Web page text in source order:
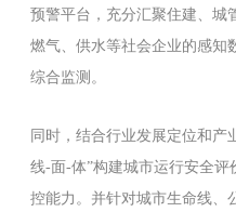
预警平台，充分汇聚住建、城
燃气、供水等社会企业的感知
综合监测。
同时，结合行业发展定位和产
线-面-体”构建城市运行安全
控能力。并针对城市生命线、